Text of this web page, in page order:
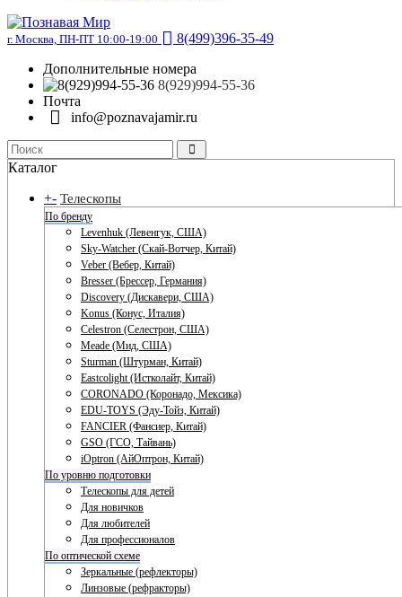
г. Москва, ПН-ПТ 10:00-19:00
8(499)396-35-49
Дополнительные номера
8(929)994-55-36
Почта
info@poznavajamir.ru
Каталог
+- Телескопы
По бренду
Levenhuk (Левенгук, США)
Sky-Watcher (Скай-Вотчер, Китай)
Veber (Вебер, Китай)
Bresser (Брессер, Германия)
Discovery (Дискавери, США)
Konus (Конус, Италия)
Celestron (Селестрон, США)
Meade (Мид, США)
Sturman (Штурман, Китай)
Eastcolight (Истколайт, Китай)
CORONADO (Коронадо, Мексика)
EDU-TOYS (Эду-Тойз, Китай)
FANCIER (Фансиер, Китай)
GSO (ГСО, Тайвань)
iOptron (АйОптрон, Китай)
По уровню подготовки
Телескопы для детей
Для новичков
Для любителей
Для профессионалов
По оптической схеме
Зеркальные (рефлекторы)
Линзовые (рефракторы)